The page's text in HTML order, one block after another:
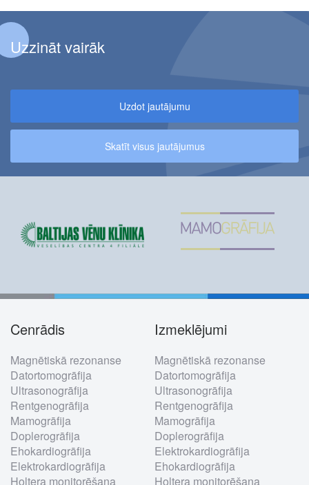
Uzzināt vairāk
Uzdot jautājumu
Skatīt visus jautājumus
Footer
menu
Cenrādis
Magnētiskā rezonanse
Datortomogrāfija
Ultrasonogrāfija
Rentgenogrāfija
Mamogrāfija
Doplerogrāfija
Ehokardiogrāfija
Elektrokardiogrāfija
Holtera monitorēšana
Izmeklējumi
Magnētiskā rezonanse
Datortomogrāfija
Ultrasonogrāfija
Rentgenogrāfija
Mamogrāfija
Doplerogrāfija
Elektrokardiogrāfija
Ehokardiogrāfija
Holtera monitorēšana